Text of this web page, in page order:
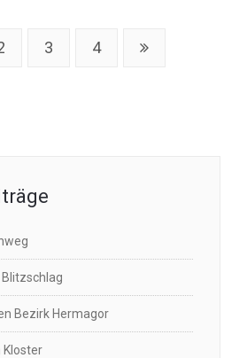
3 4
Bezirk Hermagor
Kloster